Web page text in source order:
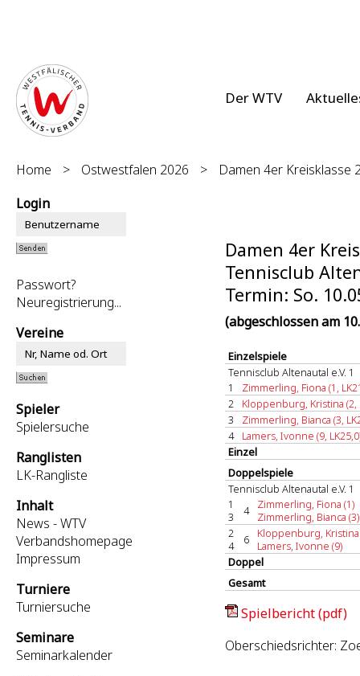
Der WTV
Home > Ostwestfalen 2026 >
Damen 4er Kreisklasse
Login
Passwort?
Neuregistrierung...
Vereine
Spieler
Spielersuche
Ranglisten
LK-Rangliste
Inhalt
News - WTV
Verbandshomepage
Impressum
Turniere
Turniersuche
Seminare
Seminarkalender
Damen 4er
Tennisclub
Termin: So.
(abgeschlossen am
Einzelspiele
Tennisclub Altenautal e.V. 1
1
Zimmerling, Fiona (1,
2
Kloppenburg, Kristina (2,
3
Zimmerling, Bianca (3,
4
Lamers, Ivonne (9,
Einzel
Doppelspiele
Tennisclub Altenautal e.V. 1
1
3
4
Zimmerling, Fiona (1)
Zimmerling, Bianca (3)
2
4
6
Kloppenburg, Kristina
Lamers, Ivonne (9)
Doppel
Gesamt
Spielbericht (pdf)
Oberschiedsrichter: